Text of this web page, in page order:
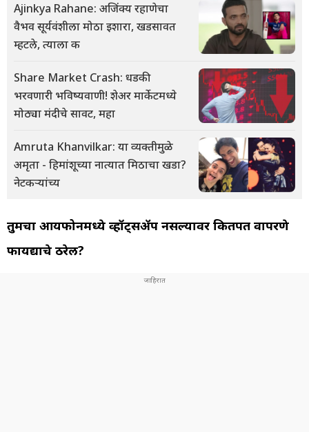
Ajinkya Rahane: अजिंक्य रहाणेचा
वैभव सूर्यवंशीला मोठा इशारा, खडसावत
म्हटले, त्याला क
Share Market Crash: धडकी
भरवणारी भविष्यवाणी! शेअर मार्केटमध्ये
मोठ्या मंदीचे सावट, महा
Amruta Khanvilkar: या व्यक्तीमुळे
अमृता - हिमांशूच्या नात्यात मिठाचा खडा?
नेटकऱ्यांच्य
तुमचा आयफोनमध्ये व्हॉट्सॲप नसल्यावर कितपत वापरणे
फायद्याचे ठरेल?